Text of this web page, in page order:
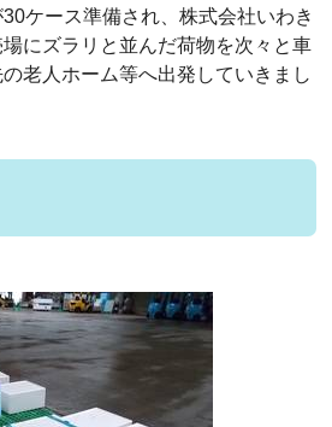
30ケース準備され、株式会社いわき
にズラリと並んだ荷物を次々と車
老人ホーム等へ出発していきまし